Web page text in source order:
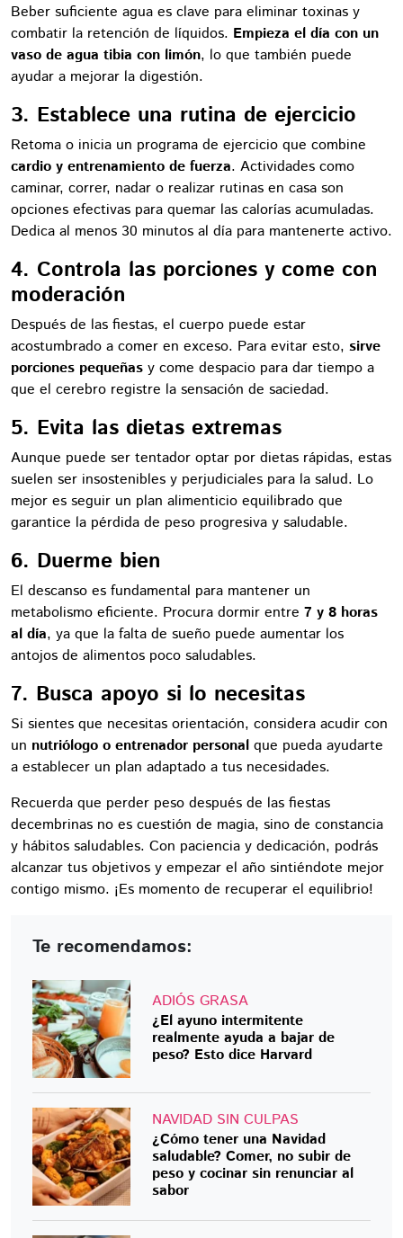
Beber suficiente agua es clave para eliminar toxinas y
combatir la retención de líquidos. Empieza el día con un
vaso de agua tibia con limón, lo que también puede
ayudar a mejorar la digestión.
3. Establece una rutina de ejercicio
Retoma o inicia un programa de ejercicio que combine
cardio y entrenamiento de fuerza. Actividades como
caminar, correr, nadar o realizar rutinas en casa son
opciones efectivas para quemar las calorías acumuladas.
Dedica al menos 30 minutos al día para mantenerte activo.
4. Controla las porciones y come con
moderación
Después de las fiestas, el cuerpo puede estar
acostumbrado a comer en exceso. Para evitar esto, sirve
porciones pequeñas y come despacio para dar tiempo a
que el cerebro registre la sensación de saciedad.
5. Evita las dietas extremas
Aunque puede ser tentador optar por dietas rápidas, estas
suelen ser insostenibles y perjudiciales para la salud. Lo
mejor es seguir un plan alimenticio equilibrado que
garantice la pérdida de peso progresiva y saludable.
6. Duerme bien
El descanso es fundamental para mantener un
metabolismo eficiente. Procura dormir entre 7 y 8 horas
al día, ya que la falta de sueño puede aumentar los
antojos de alimentos poco saludables.
7. Busca apoyo si lo necesitas
Si sientes que necesitas orientación, considera acudir con
un nutriólogo o entrenador personal que pueda ayudarte
a establecer un plan adaptado a tus necesidades.
Recuerda que perder peso después de las fiestas
decembrinas no es cuestión de magia, sino de constancia
y hábitos saludables. Con paciencia y dedicación, podrás
alcanzar tus objetivos y empezar el año sintiéndote mejor
contigo mismo. ¡Es momento de recuperar el equilibrio!
Te recomendamos:
ADIÓS GRASA
¿El ayuno intermitente
realmente ayuda a bajar de
peso? Esto dice Harvard
NAVIDAD SIN CULPAS
¿Cómo tener una Navidad
saludable? Comer, no subir de
peso y cocinar sin renunciar al
sabor